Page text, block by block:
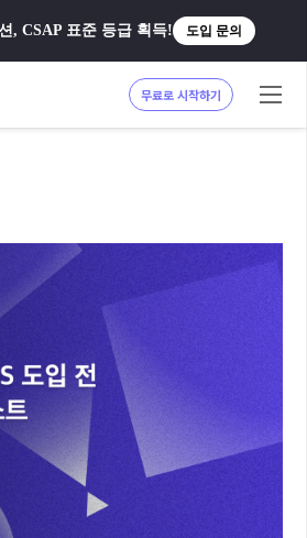
, CSAP 표준 등급 획득! 도입 문의
무료로 시작하기